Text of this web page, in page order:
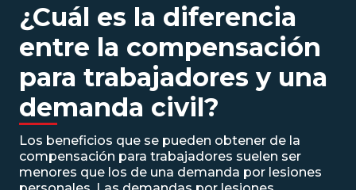
¿Cuál es la diferencia
entre la compensación
para trabajadores y una
demanda civil?
Los beneficios que se pueden obtener de la
compensación para trabajadores suelen ser
menores que los de una demanda por lesiones